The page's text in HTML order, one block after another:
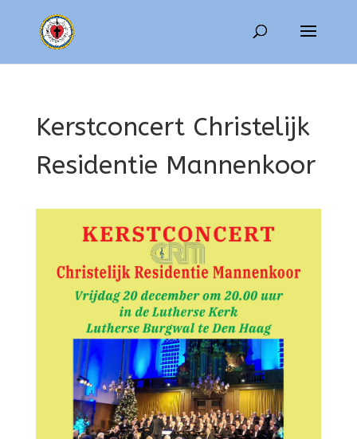
Kerstconcert Christelijk
Residentie Mannenkoor